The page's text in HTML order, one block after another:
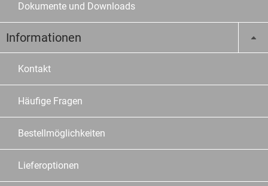
Dokumente und Downloads
Informationen
Kontakt
Häufige Fragen
Bestellmöglichkeiten
Lieferoptionen